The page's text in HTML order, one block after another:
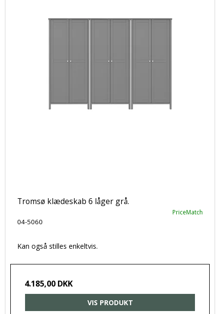
Tromsø klædeskab 6 låger grå.
PriceMatch
04-5060
Kan også stilles enkeltvis.
4.185,00 DKK
VIS PRODUKT